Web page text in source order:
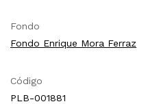
Fondo
Fondo Enrique Mora Ferraz
Código
PLB-001881